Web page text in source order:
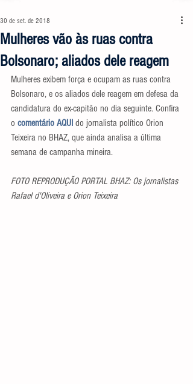
Mulheres vão às ruas contra
Bolsonaro; aliados dele reagem
30 de set. de 2018
Mulheres exibem força e ocupam as ruas contra
Bolsonaro, e os aliados dele reagem em defesa da
candidatura do ex-capitão no dia seguinte. Confira
o comentário AQUI do jornalista político Orion
Teixeira no BHAZ, que ainda analisa a última
semana de campanha mineira.
FOTO REPRODUÇÃO PORTAL BHAZ: Os jornalistas
Rafael d'Oliveira e Orion Teixeira